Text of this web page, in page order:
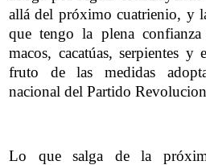
allá del próximo cuatrienio, y
que tengo la plena
macos, cacatúas, serpientes y
fruto de las medidas
nacional del Partido
Lo que salga de la